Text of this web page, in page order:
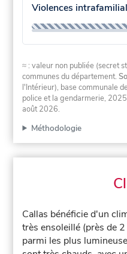
Violences
≈ : valeur non publiée (secret
communes du département.
l'Intérieur), base communale
police et la gendarmerie,
août 2026.
Méthodologie
Callas bénéficie d'un
très ensoleillé (près de
parmi les plus